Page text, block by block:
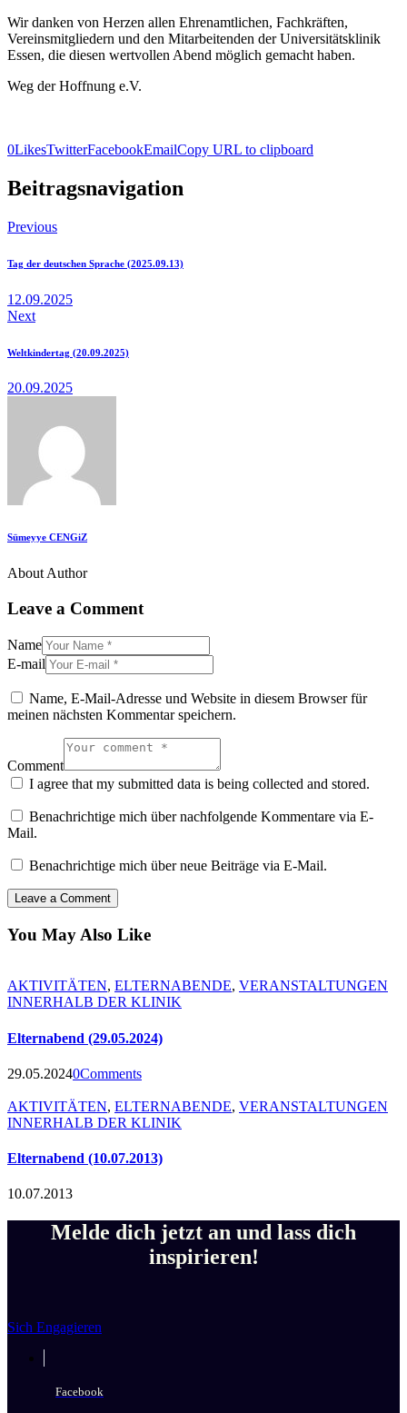
Wir danken von Herzen allen Ehrenamtlichen, Fachkräften,
Vereinsmitgliedern und den Mitarbeitenden der Universitätsklinik
Essen, die diesen wertvollen Abend möglich gemacht haben.
Weg der Hoffnung e.V.
0LikesTwitterFacebookEmailCopy URL to clipboard
Beitragsnavigation
Previous
Tag der deutschen Sprache (2025.09.13)
12.09.2025
Next
Weltkindertag (20.09.2025)
20.09.2025
Sümeyye CENGiZ
About Author
Leave a Comment
Name
E-mail
Name, E-Mail-Adresse und Website in diesem Browser für
meinen nächsten Kommentar speichern.
Comment
I agree that my submitted data is being collected and stored.
Benachrichtige mich über nachfolgende Kommentare via E-
Mail.
Benachrichtige mich über neue Beiträge via E-Mail.
You May Also Like
AKTIVITÄTEN, ELTERNABENDE, VERANSTALTUNGEN
INNERHALB DER KLINIK
Elternabend (29.05.2024)
29.05.20240Comments
AKTIVITÄTEN, ELTERNABENDE, VERANSTALTUNGEN
INNERHALB DER KLINIK
Elternabend (10.07.2013)
10.07.2013
Melde dich jetzt an und lass dich
inspirieren!
Sich Engagieren
Facebook